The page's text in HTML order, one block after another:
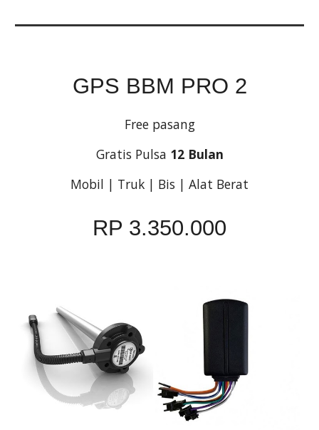
GPS BBM PRO 2
Free pasang
Gratis Pulsa 12 Bulan
Mobil | Truk | Bis | Alat Berat
RP 3.350.000